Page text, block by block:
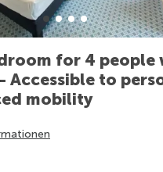
for 4 people
Accessible to
mobility
tribes or families. They are